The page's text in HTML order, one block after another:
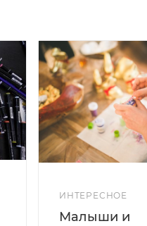
ИНТЕРЕСНОЕ
Малыши и